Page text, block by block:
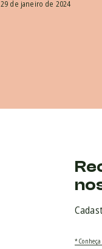
29 de janeiro de 2024
*